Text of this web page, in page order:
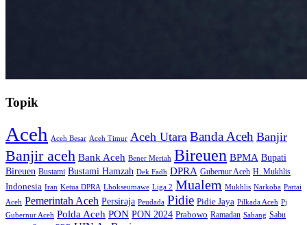
Topik
Aceh Aceh Besar Aceh Timur Aceh Utara Banda Aceh Banjir
Banjir aceh Bank Aceh Bener Meriah Bireuen BPMA Bupati
Bireuen Bustami Bustami Hamzah Dek Fadh DPRA Gubernur Aceh H. Mukhlis
Indonesia Iran Ketua DPRA Lhokseumawe Liga 2 Mualem Mukhlis Narkoba Partai
Aceh Pemerintah Aceh Persiraja Peudada Pidie Pidie Jaya Pilkada Aceh Pj
Gubernur Aceh Polda Aceh PON PON 2024 Prabowo Ramadan Sabang Sabu